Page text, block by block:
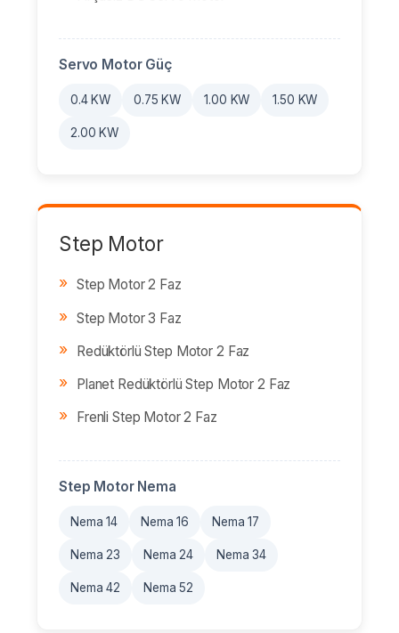
Servo Motor Güç
0.4 KW 0.75 KW 1.00 KW 1.50 KW
2.00 KW
Step Motor
Step Motor 2 Faz
Step Motor 3 Faz
Redüktörlü Step Motor 2 Faz
Planet Redüktörlü Step Motor 2 Faz
Frenli Step Motor 2 Faz
Step Motor Nema
Nema 14 Nema 16 Nema 17
Nema 23 Nema 24 Nema 34
Nema 42 Nema 52